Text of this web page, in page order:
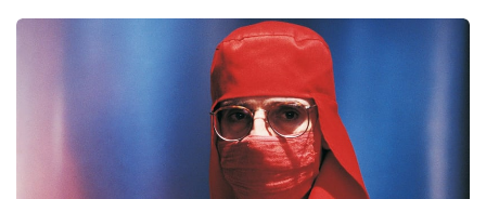
Témata